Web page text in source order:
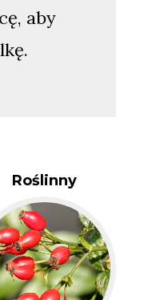
aby
Roślinny